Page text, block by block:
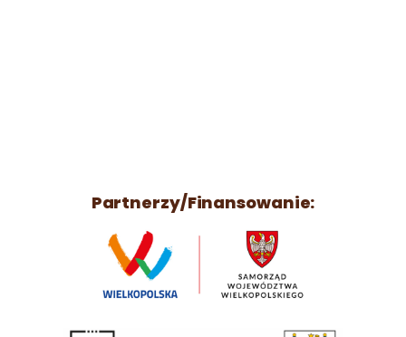
Partnerzy/Finansowanie: